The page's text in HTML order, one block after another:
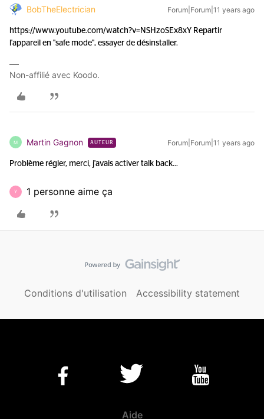
BobTheElectrician Forum|Forum|11 years ago
https://www.youtube.com/watch?v=NSHzoSEx8xY Repartir
l'appareil en "safe mode", essayer de désinstaller.
Non-affilié avec Koodo.
M Martin Gagnon AUTEUR Forum|Forum|11 years ago
Problème régler, merci, j'avais activer talk back...
Y 1 personne aime ça
Conditions d'utilisation Accessibility statement
Aide